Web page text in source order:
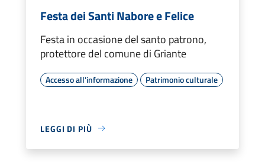
Festa dei Santi Nabore e Felice
Festa in occasione del santo patrono,
protettore del comune di Griante
Accesso all'informazione Patrimonio culturale
LEGGI DI PIÙ